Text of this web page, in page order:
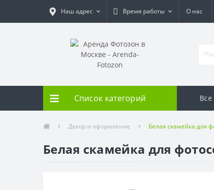
Наш адрес Время работы О нас
Список категорий
Декор и оформление Белая скамейка для
Белая скамейка для